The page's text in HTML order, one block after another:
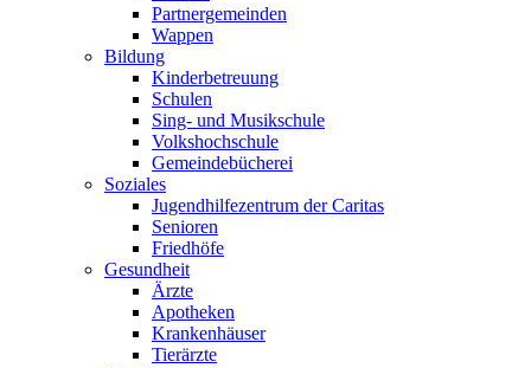
Partnergemeinden
Wappen
Bildung
Kinderbetreuung
Schulen
Sing- und Musikschule
Volkshochschule
Gemeindebücherei
Soziales
Jugendhilfezentrum der Caritas
Senioren
Friedhöfe
Gesundheit
Ärzte
Apotheken
Krankenhäuser
Tierärzte